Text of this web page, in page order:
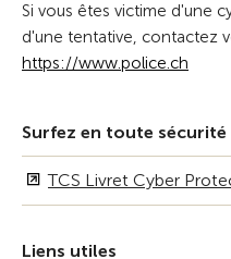
Si vous êtes victime d'une
d'une tentative, contactez
https://www.police.ch
Surfez en toute sécurité
TCS Livret Cyber
Liens utiles